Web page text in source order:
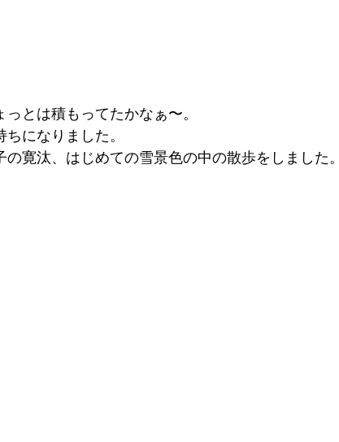
とは積もってたかなぁ〜。
になりました。
の寛汰、はじめての雪景色の中の散歩をしました